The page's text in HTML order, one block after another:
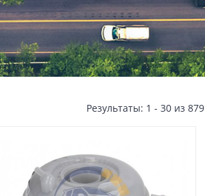
Результаты: 1 - 30 из 879